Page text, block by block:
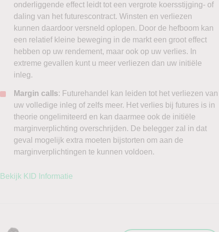
onderliggende effect leidt tot een vergrote koersstijging- of
daling van het futurescontract. Winsten en verliezen
kunnen daardoor versneld oplopen. Door de hefboom kan
een relatief kleine beweging in de markt een groot effect
hebben op uw rendement, maar ook op uw verlies. In
extreme gevallen kunt u meer verliezen dan uw initiële
inleg.
Margin calls: Futurehandel kan leiden tot het verliezen van
uw volledige inleg of zelfs meer. Het verlies bij futures is in
theorie ongelimiteerd en kan daarmee ook de initiële
marginverplichting overschrijden. De belegger zal in dat
geval mogelijk extra moeten bijstorten om aan de
marginverplichtingen te kunnen voldoen.
Bekijk KID Informatie